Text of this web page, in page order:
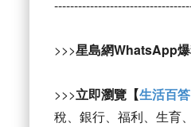
>>>星島網WhatsApp
>>>立即瀏覽【生活百答
稅、銀行、福利、生育